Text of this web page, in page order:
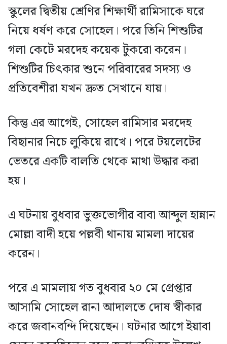
স্কুলের দ্বিতীয় শ্রেণির শিক্ষার্থী রামিসাকে ঘরে
নিয়ে ধর্ষণ করে সোহেল। পরে তিনি শিশুটির
গলা কেটে মরদেহ কয়েক টুকরো করেন।
শিশুটির চিৎকার শুনে পরিবারের সদস্য ও
প্রতিবেশীরা যখন দ্রুত সেখানে যায়।
কিন্তু এর আগেই, সোহেল রামিসার মরদেহ
বিছানার নিচে লুকিয়ে রাখে। পরে টয়লেটের
ভেতরে একটি বালতি থেকে মাথা উদ্ধার করা
হয়।
এ ঘটনায় বুধবার ভুক্তভোগীর বাবা আব্দুল হান্নান
মোল্লা বাদী হয়ে পল্লবী থানায় মামলা দায়ের
করেন।
পরে এ মামলায় গত বুধবার ২০ মে গ্রেপ্তার
আসামি সোহেল রানা আদালতে দোষ স্বীকার
করে জবানবন্দি দিয়েছেন। ঘটনার আগে ইয়াবা